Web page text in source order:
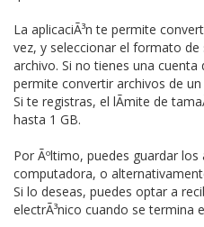
La aplicaciÃ³n te permite
vez, y seleccionar el formato
archivo. Si no tienes una cuenta
permite convertir archivos de
Si te registras, el lÃ­mite de
hasta 1 GB.
Por Ãºltimo, puedes guardar
computadora, o
Si lo deseas, puedes optar a
electrÃ³nico cuando se termina